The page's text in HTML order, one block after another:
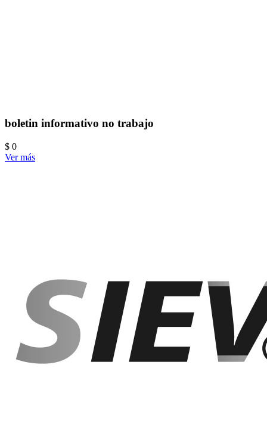
boletin informativo no trabajo
$ 0
Ver más